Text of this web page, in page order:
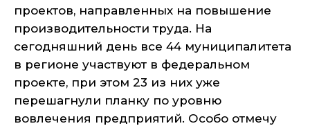
проектов, направленных на повышение
производительности труда. На
сегодняшний день все 44 муниципалитета
в регионе участвуют в федеральном
проекте, при этом 23 из них уже
перешагнули планку по уровню
вовлечения предприятий. Особо отмечу